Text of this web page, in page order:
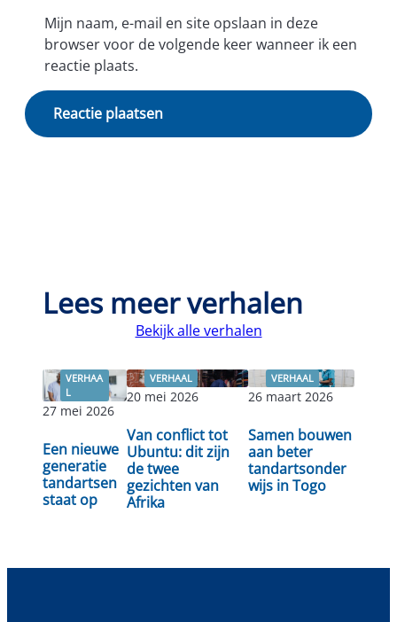
Mijn naam, e-mail en site opslaan in deze
browser voor de volgende keer wanneer ik een
reactie plaats.
Lees meer verhalen
Bekijk alle verhalen
VERHAA
L
27 mei 2026
Een nieuwe
generatie
tandartsen
staat op
verder
VERHAAL
20 mei 2026
Van conflict tot
Ubuntu: dit zijn
de twee
gezichten van
Afrika
Lees verder
VERHAAL
26 maart 2026
Samen bouwen
aan beter
tandartsonder
wijs in Togo
Lees verder